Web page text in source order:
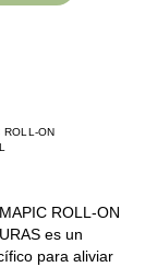
ROLL-ON
ROLL-ON
es un
para aliviar